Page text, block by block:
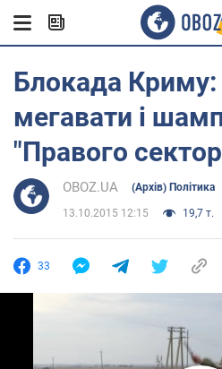
Блокада Криму:
мегавати і
"Правого
OBOZ.UA (Архів) Політика
13.10.2015 12:15 19,7 т.
33